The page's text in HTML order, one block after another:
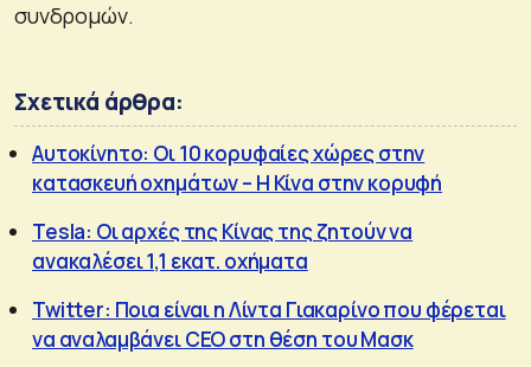
συνδρομών.
Σχετικά άρθρα:
Αυτοκίνητο: Οι 10 κορυφαίες χώρες στην
κατασκευή οχημάτων – Η Κίνα στην κορυφή
Tesla: Οι αρχές της Κίνας της ζητούν να
ανακαλέσει 1,1 εκατ. οχήματα
Twitter: Ποια είναι η Λίντα Γιακαρίνο που φέρεται
να αναλαμβάνει CEO στη θέση του Μασκ